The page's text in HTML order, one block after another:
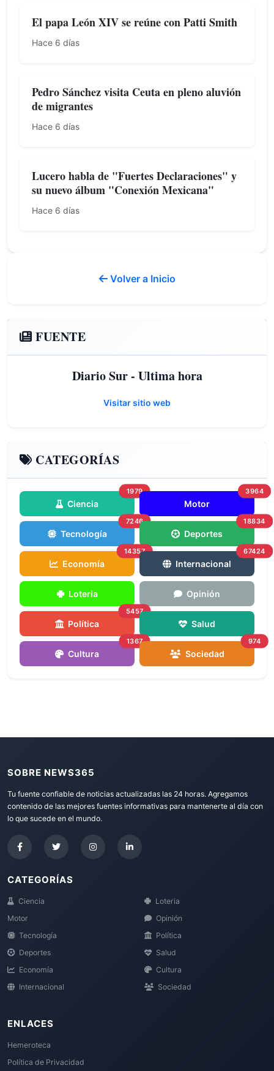
El papa León XIV se reúne con Patti Smith
Hace 6 días
Pedro Sánchez visita Ceuta en pleno aluvión
de migrantes
Hace 6 días
Lucero habla de "Fuertes Declaraciones" y
su nuevo álbum "Conexión Mexicana"
Hace 6 días
Volver a Inicio
FUENTE
Diario Sur - Ultima hora
Visitar sitio web
CATEGORÍAS
Ciencia
1979
Motor
3964
Tecnología
7246
Deportes
18834
Economía
14357
Internacional
67424
Loteria Opinión
Política
5457
Salud
Cultura
1367
Sociedad
974
SOBRE NEWS365
Tu fuente confiable de noticias actualizadas las 24 horas. Agregamos
contenido de las mejores fuentes informativas para mantenerte al día con
lo que sucede en el mundo.
CATEGORÍAS
Ciencia
Motor
Tecnología
Deportes
Economía
Internacional
Loteria
Opinión
Política
Salud
Cultura
Sociedad
ENLACES
Hemeroteca
Política de Privacidad